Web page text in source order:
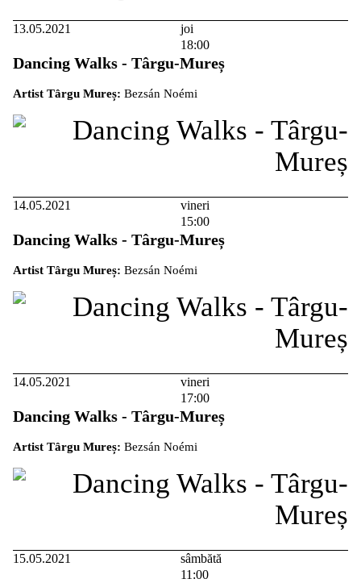
13.05.2021
joi
18:00
Dancing Walks - Târgu-Mureș
Artist Târgu Mureș: Bezsán Noémi
14.05.2021
vineri
15:00
Dancing Walks - Târgu-Mureș
Artist Târgu Mureș: Bezsán Noémi
14.05.2021
vineri
17:00
Dancing Walks - Târgu-Mureș
Artist Târgu Mureș: Bezsán Noémi
15.05.2021
sâmbătă
11:00